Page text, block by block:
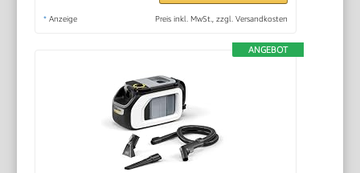
* Anzeige Preis inkl. MwSt., zzgl. Versandkosten
ANGEBOT